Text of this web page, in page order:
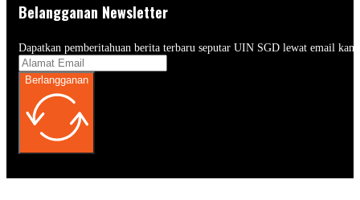
Belangganan Newsletter
Dapatkan pemberitahuan berita terbaru seputar UIN SGD lewat email
Berlangganan